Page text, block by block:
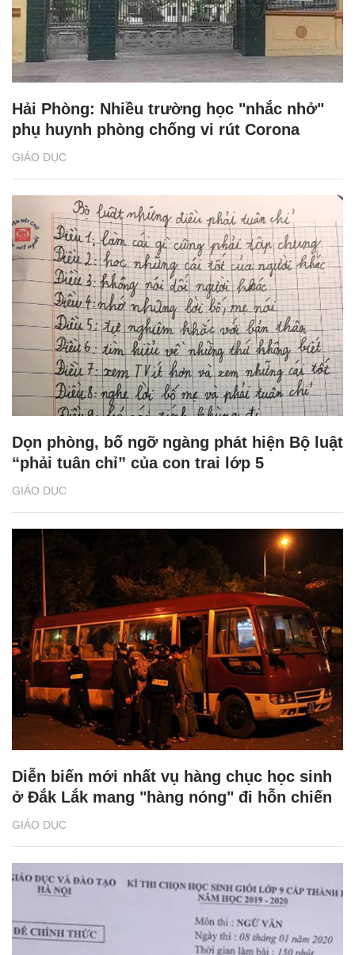
GIÁO DỤC
Hải Phòng: Nhiều trường học "nhắc nhở"
phụ huynh phòng chống vi rút Corona
GIÁO DỤC
Dọn phòng, bố ngỡ ngàng phát hiện Bộ luật
“phải tuân chỉ” của con trai lớp 5
GIÁO DỤC
Diễn biến mới nhất vụ hàng chục học sinh
ở Đắk Lắk mang "hàng nóng" đi hỗn chiến